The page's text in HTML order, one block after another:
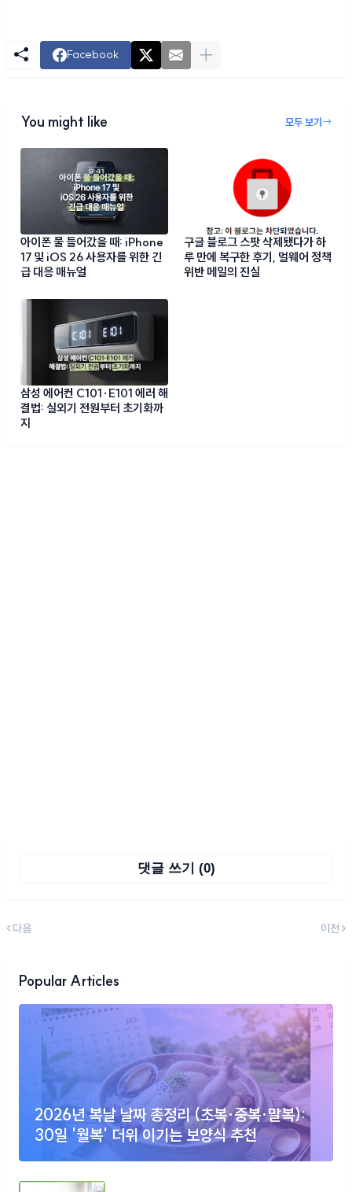
Facebook
You might like 모두 보기
아이폰 물 들어갔을 때: iPhone
17 및 iOS 26 사용자를 위한 긴
급 대응 매뉴얼
구글 블로그 스팟 삭제됐다가 하
루 만에 복구한 후기, 멀웨어 정책
위반 메일의 진실
삼성 에어컨 C101·E101 에러 해
결법: 실외기 전원부터 초기화까
지
댓글 쓰기 (0)
다음 이전
Popular Articles
2026년 복날 날짜 총정리 (초복·중복·말복):
30일 '월복' 더위 이기는 보양식 추천